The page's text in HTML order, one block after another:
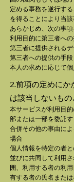
定める事務を遂行す
を得ることにより当
あらかじめ、次の事
利用目的に第三者へ
第三者に提供されるデ
第三者への提供の手
本人の求めに応じて
2.前項の定めにか
は該当しないもの
本サービスが利用目
部または一部を委託
合併その他の事由に
場合
個人情報を特定の者
並びに共同して利用
囲、利用する者の利
有する者の氏名また